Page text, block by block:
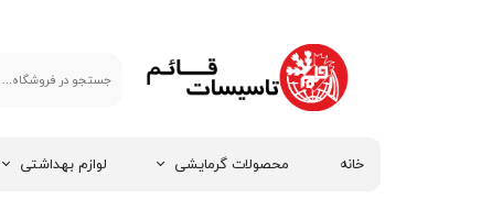
خانه محصولات گرمایشی لوازم بهداشتی